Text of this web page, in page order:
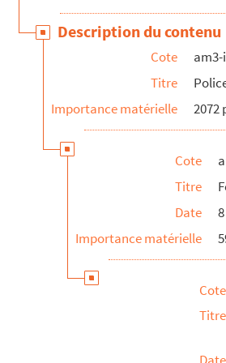
7 et 8 octobre 1882 - Détachement
cortège historique du 8 octobre 1882
de la commande de 1400 exemplaires
républicains
armés et musiques du dehors
concert et lunch au palais Rameau
1882 et 1883
Description du contenu
Cote
am3-i
Titre
Importance matérielle
2072
Cote
Titre
Date
Importance matérielle
Cote
Titre